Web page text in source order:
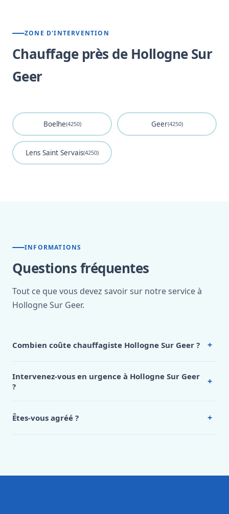
ZONE D'INTERVENTION
Chauffage près de Hollogne Sur
Geer
Boelhe(4250) Geer(4250)
Lens Saint Servais(4250)
INFORMATIONS
Questions fréquentes
Tout ce que vous devez savoir sur notre service à
Hollogne Sur Geer.
Combien coûte chauffagiste Hollogne Sur Geer ? +
Hollogne Sur Geer, appelez le 0472 53 24 26.
Intervenez-vous en urgence à Hollogne Sur Geer
?
+
Êtes-vous agréé ? +